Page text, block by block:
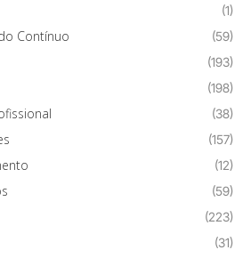
(1)
Contínuo (59)
(193)
(198)
(38)
(157)
(12)
(59)
(223)
(31)